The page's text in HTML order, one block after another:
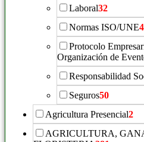
Laboral32
Normas ISO/UNE
Protocolo
Organización de
Responsabilidad
Seguros50
Agricultura Presencial2
AGRICULTURA,